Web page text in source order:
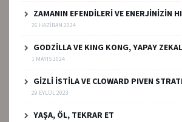
ZAMANIN EFENDİLERİ VE ENERJİNİZİN
26 HAZIRAN 2024
GODZİLLA VE KING KONG, YAPAY
1 MAYIS 2024
GİZLİ İSTİLA VE CLOWARD PIVEN
29 EYLÜL 2023
YAŞA, ÖL, TEKRAR ET